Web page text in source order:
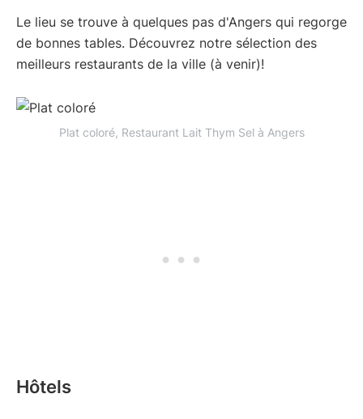
Le lieu se trouve à quelques pas d'Angers qui regorge
de bonnes tables. Découvrez notre sélection des
meilleurs restaurants de la ville (à venir)!
Plat coloré, Restaurant Lait Thym Sel à Angers
Hôtels